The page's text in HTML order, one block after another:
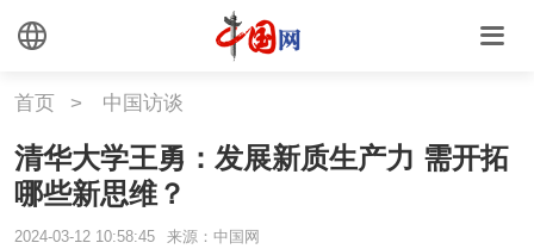
首页 > 中国访谈
清华大学王勇：发展新质生产力 需开拓
哪些新思维？
2024-03-12 10:58:45 来源：中国网